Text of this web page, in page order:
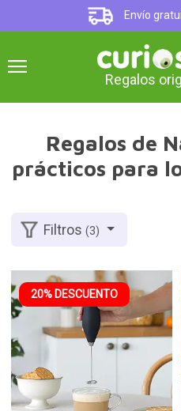
Envío
Regalos
Regalos de
prácticos para
Filtros(3)
20% DESCUENTO